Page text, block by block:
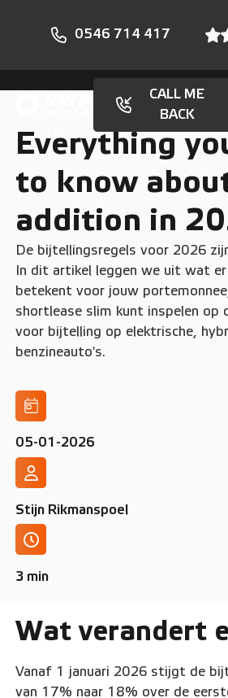
0546 714 417
CALL ME
BACK
Everything
to know
addition in
De bijtellingsregels voor 2026
In dit artikel leggen we uit wat
betekent voor jouw
shortlease slim kunt inspelen op
voor bijtelling op elektrische,
benzineauto's.
05-01-2026
Stijn Rikmanspoel
3 min
Wat verandert
Vanaf 1 januari 2026 stijgt de
van 17% naar 18% over de